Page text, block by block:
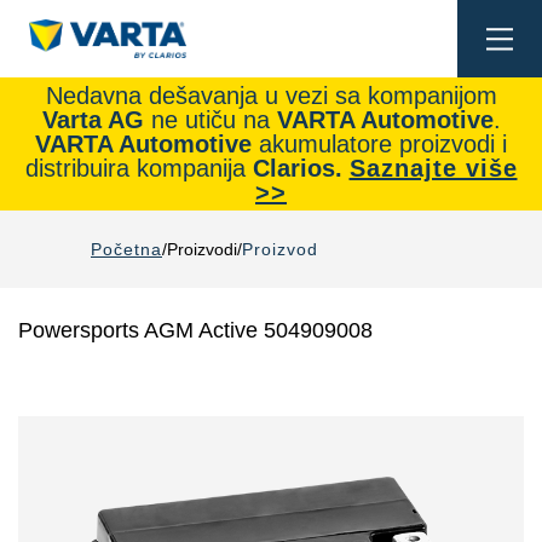
Nedavna dešavanja u vezi sa kompanijom
Varta AG ne utiču na VARTA Automotive.
VARTA Automotive akumulatore proizvodi i
distribuira kompanija Clarios. Saznajte više
>>
Početna Proizvodi Proizvod
Powersports AGM Active 504909008